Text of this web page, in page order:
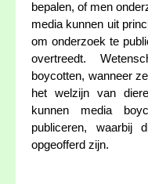
bepalen, of men
media kunnen uit
om onderzoek te
overtreedt.
boycotten, wanneer
het welzijn van
kunnen media
publiceren, waarbij
opgeofferd zijn.